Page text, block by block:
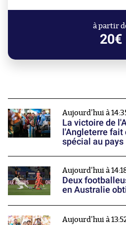
à partir
20€
Aujourd'hui à
La victoire de
l'Angleterre fait
spécial au pays
Aujourd'hui à
Deux
en Australie
Aujourd'hui à